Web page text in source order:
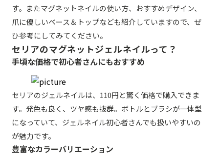
す。またマグネットネイルの使い方、おすすめデザイン、
爪に優しいべース＆トップなども紹介していますので、ぜ
ひ参考にしてみてください。
セリアのマグネットジェルネイルって？
手頃な価格で初心者さんにもおすすめ
セリアのジェルネイルは、110円と驚く価格で購入できま
す。発色も良く、ツヤ感も抜群。ボトルとブラシが一体型
になっていて、ジェルネイル初心者さんでも扱いやすいの
が魅力です。
豊富なカラーバリエーション